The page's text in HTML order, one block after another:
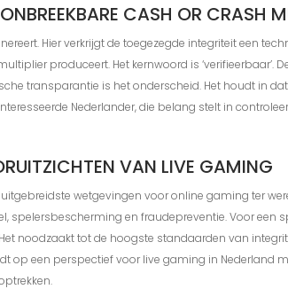
CASH OR CRASH
Hier verkrijgt de toegezegde integriteit een
produceert. Het kernwoord is
transparantie is het onderscheid. Het houdt in
Nederlander, die belang stelt in
VAN LIVE GAMING
wetgevingen voor online gaming ter
spelersbescherming en fraudepreventie. Voor
noodzaakt tot de hoogste standaarden van
op een perspectief voor live gaming in